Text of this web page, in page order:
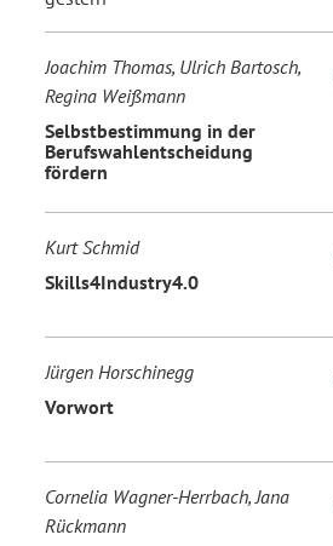
Joachim Thomas, Ulrich Bartosch,
Regina Weißmann
Selbstbestimmung in der
Berufswahlentscheidung
fördern
Kurt Schmid
Skills4Industry4.0
Jürgen Horschinegg
Vorwort
Cornelia Wagner-Herrbach, Jana
Rückmann